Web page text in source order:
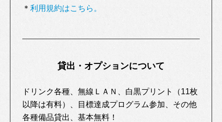
＊ 利用規約はこちら。
貸出・オプションについて
ドリンク各種、無線ＬＡＮ、白黒プリント（11枚
以降は有料）、目標達成プログラム参加、その他
各種備品貸出、基本無料！